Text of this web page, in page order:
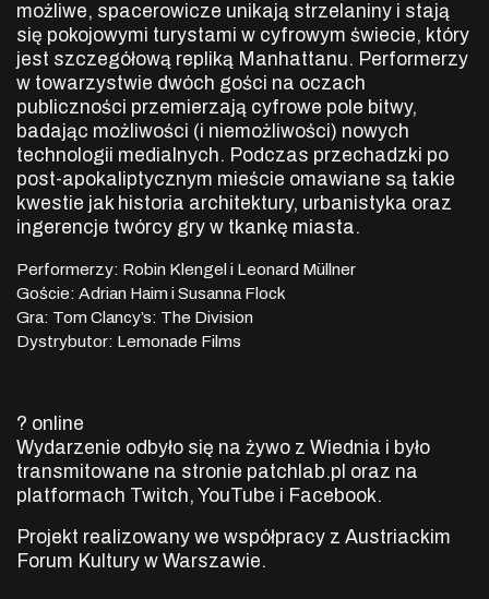
możliwe, spacerowicze unikają strzelaniny i stają
się pokojowymi turystami w cyfrowym świecie, który
jest szczegółową repliką Manhattanu. Performerzy
w towarzystwie dwóch gości na oczach
publiczności przemierzają cyfrowe pole bitwy,
badając możliwości (i niemożliwości) nowych
technologii medialnych. Podczas przechadzki po
post-apokaliptycznym mieście omawiane są takie
kwestie jak historia architektury, urbanistyka oraz
ingerencje twórcy gry w tkankę miasta.
Performerzy: Robin Klengel i Leonard Müllner
Goście: Adrian Haim i Susanna Flock
Gra: Tom Clancy’s: The Division
Dystrybutor: Lemonade Films
? online
Wydarzenie odbyło się na żywo z Wiednia i było
transmitowane na stronie patchlab.pl oraz na
platformach Twitch, YouTube i Facebook.
Projekt realizowany we współpracy z Austriackim
Forum Kultury w Warszawie.